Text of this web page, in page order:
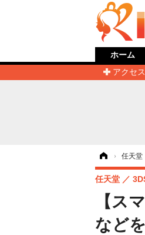
ホーム
アクセ
› 任天堂
【ス
など
任天堂